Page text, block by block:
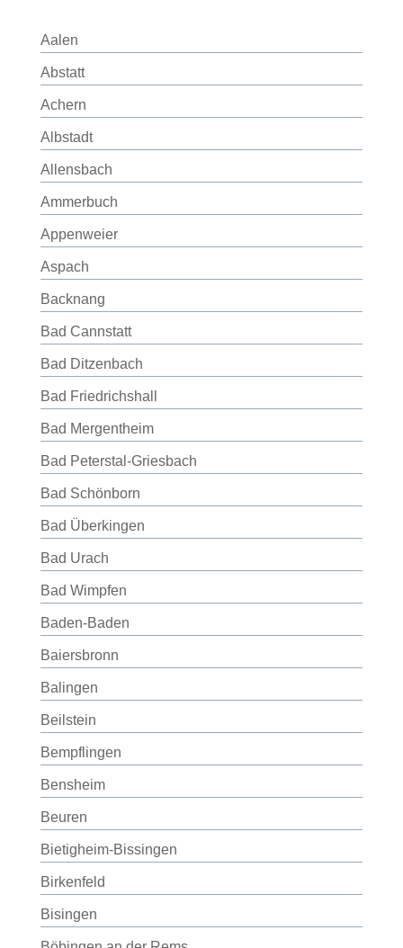
Aalen
Abstatt
Achern
Albstadt
Allensbach
Ammerbuch
Appenweier
Aspach
Backnang
Bad Cannstatt
Bad Ditzenbach
Bad Friedrichshall
Bad Mergentheim
Bad Peterstal-Griesbach
Bad Schönborn
Bad Überkingen
Bad Urach
Bad Wimpfen
Baden-Baden
Baiersbronn
Balingen
Beilstein
Bempflingen
Bensheim
Beuren
Bietigheim-Bissingen
Birkenfeld
Bisingen